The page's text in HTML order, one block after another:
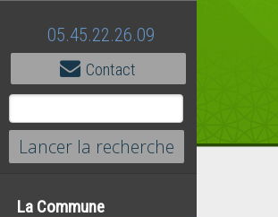
05.45.22.26.09
Contact
La Commune